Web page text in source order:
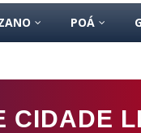
POÁ
CIDADE